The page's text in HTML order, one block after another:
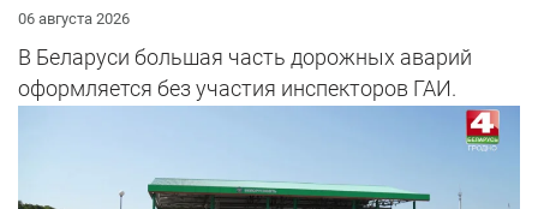
06 августа 2026
В Беларуси большая часть дорожных аварий
оформляется без участия инспекторов ГАИ.